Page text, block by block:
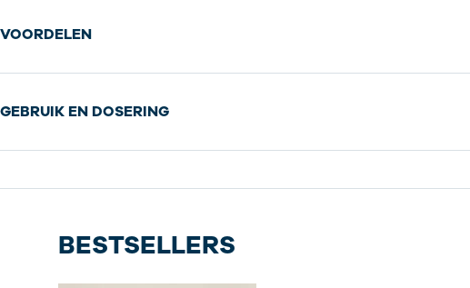
VOORDELEN
GEBRUIK EN DOSERING
BESTSELLERS